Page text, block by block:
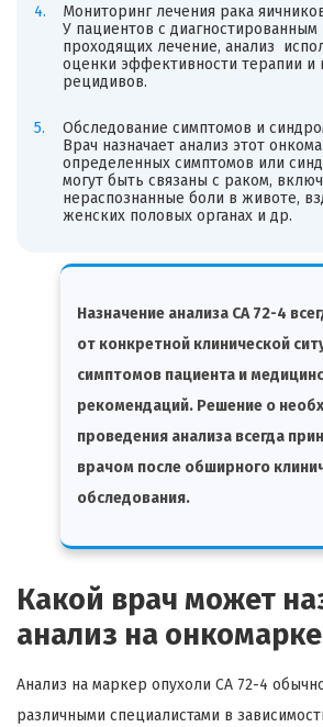
Мониторинг лечения рака
У пациентов с диагностированным
проходящих лечение, анализ
оценки эффективности терапии и
рецидивов.
Обследование симптомов и
Врач назначает анализ этот
определенных симптомов или
могут быть связаны с раком,
нераспознанные боли в животе,
женских половых органах и др.
Назначение анализа CA 72-4
от конкретной клинической
симптомов пациента и
рекомендаций. Решение о
проведения анализа всегда
врачом после обширного
обследования.
Какой врач может
анализ на
Анализ на маркер опухоли CA 72-4
различными специалистами в